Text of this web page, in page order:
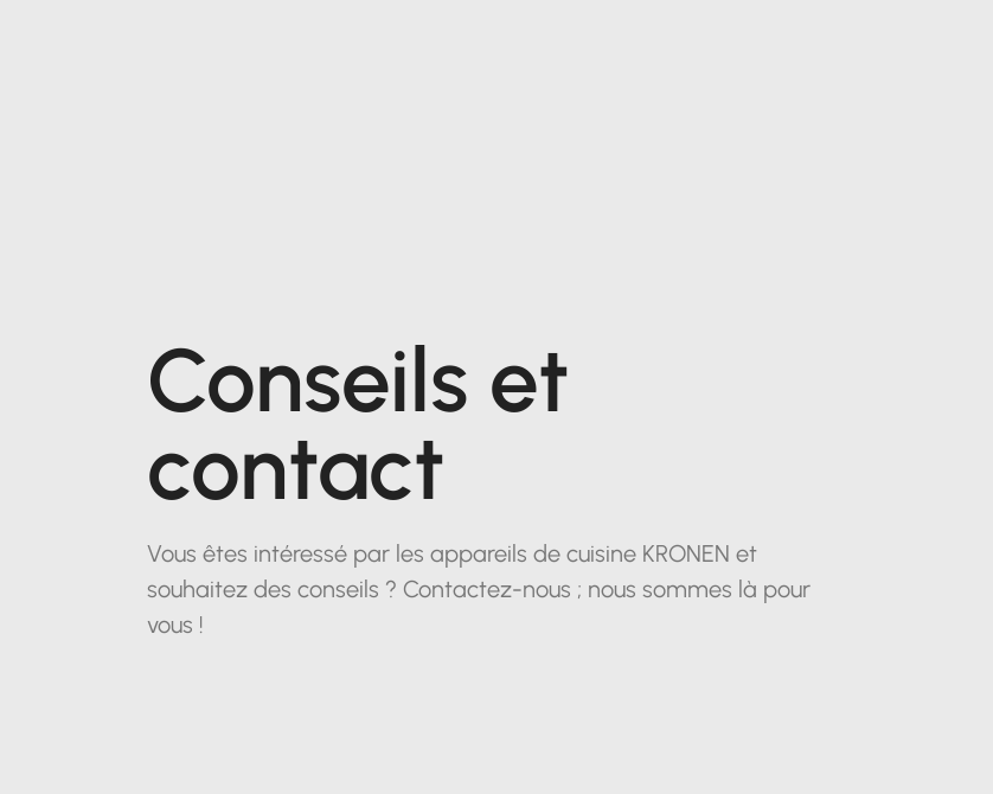
Conseils et
contact
Vous êtes intéressé par les appareils de cuisine KRONEN et
souhaitez des conseils ? Contactez-nous ; nous sommes là pour
vous !